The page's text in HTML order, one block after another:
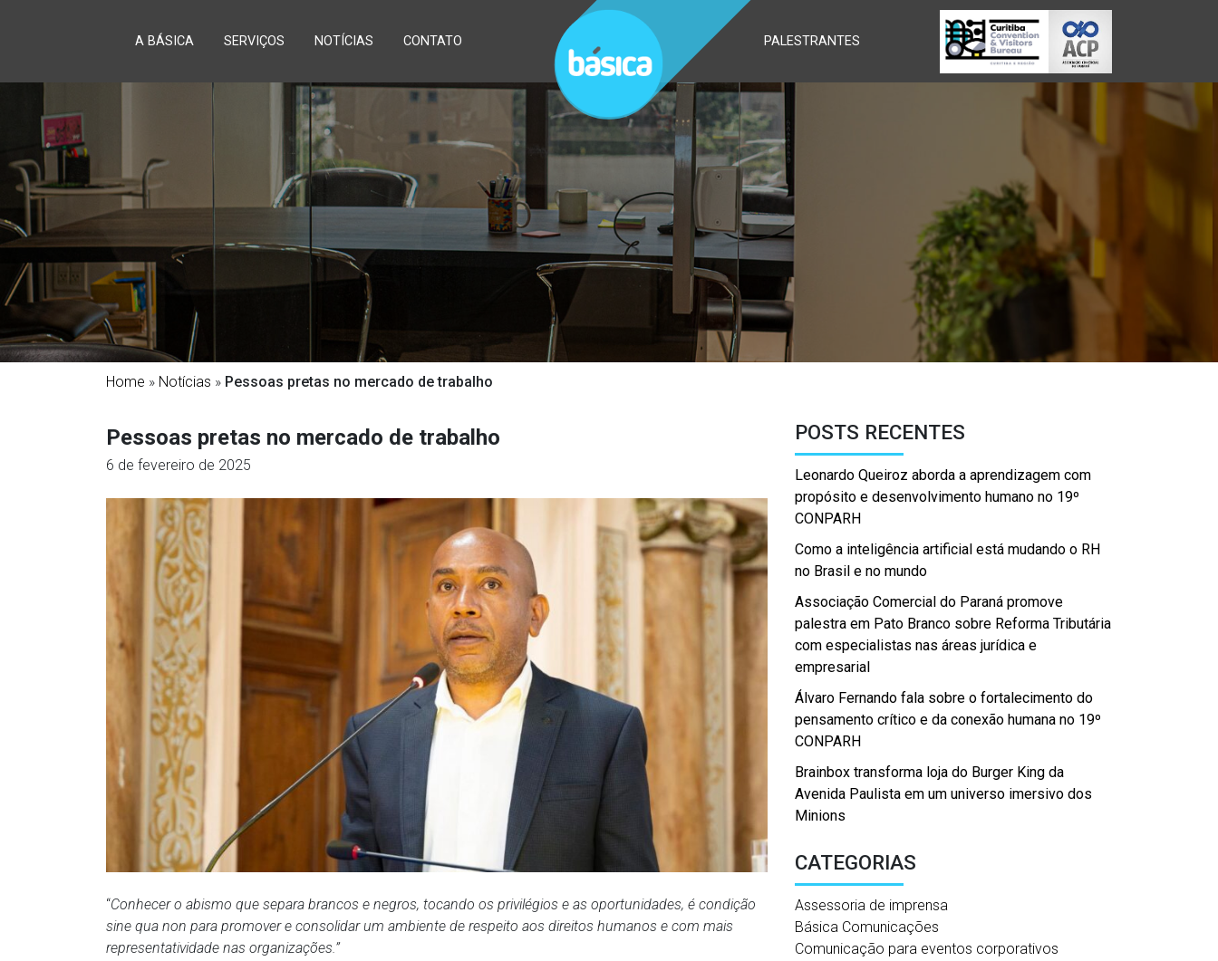
A BÁSICA SERVIÇOS NOTÍCIAS CONTATO PALESTRANTES
Home » Notícias » Pessoas pretas no mercado de trabalho
Pessoas pretas no mercado de trabalho
6 de fevereiro de 2025
“Conhecer o abismo que separa brancos e negros, tocando os privilégios e as oportunidades, é condição
sine qua non para promover e consolidar um ambiente de respeito aos direitos humanos e com mais
representatividade nas organizações.”
POSTS RECENTES
Leonardo Queiroz aborda a aprendizagem com
propósito e desenvolvimento humano no 19º
CONPARH
Como a inteligência artificial está mudando o RH
no Brasil e no mundo
Associação Comercial do Paraná promove
palestra em Pato Branco sobre Reforma Tributária
com especialistas nas áreas jurídica e
empresarial
Álvaro Fernando fala sobre o fortalecimento do
pensamento crítico e da conexão humana no 19º
CONPARH
Brainbox transforma loja do Burger King da
Avenida Paulista em um universo imersivo dos
Minions
CATEGORIAS
Assessoria de imprensa
Básica Comunicações
Comunicação para eventos corporativos